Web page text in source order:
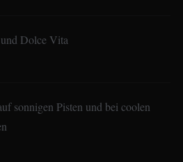
Dolce Vita
sonnigen Pisten und bei coolen